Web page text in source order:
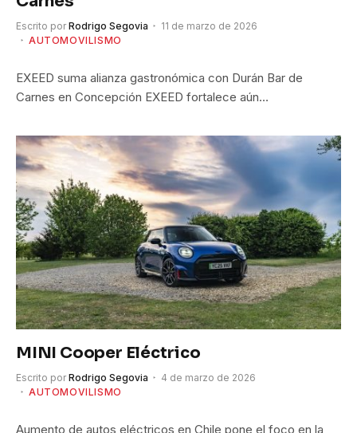
Escrito por Rodrigo Segovia
11 de marzo de 2026
AUTOMOVILISMO
EXEED suma alianza gastronómica con Durán Bar de
Carnes en Concepción EXEED fortalece aún…
MINI Cooper Eléctrico
Escrito por Rodrigo Segovia
4 de marzo de 2026
AUTOMOVILISMO
Aumento de autos eléctricos en Chile pone el foco en la